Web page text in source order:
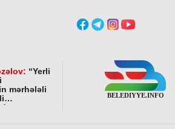
“Yerli
mərhələli